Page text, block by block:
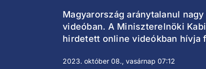
Magyarország aránytalanul
videóban. A Miniszterelnöki
hirdetett online videókban hívja
2023. október 08., vasárnap 07:12